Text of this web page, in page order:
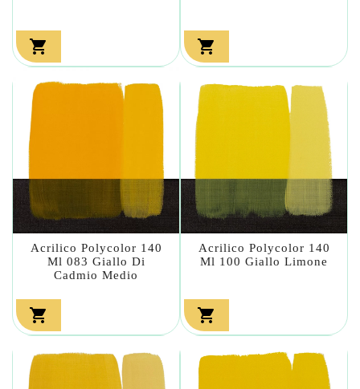
 
Acrilico Polycolor 140
Ml 083 Giallo Di
Cadmio Medio

Acrilico Polycolor 140
Ml 100 Giallo Limone
